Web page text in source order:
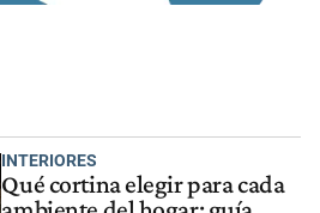
INTERIORES
Qué cortina elegir para cada